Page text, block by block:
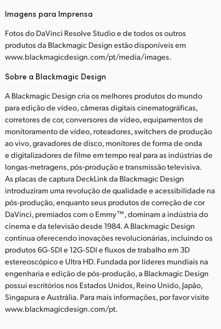
Imagens para Imprensa
Fotos do DaVinci Resolve Studio e de todos os outros
produtos da Blackmagic Design estão disponíveis em
www.blackmagicdesign.com/pt/media/images.
Sobre a Blackmagic Design
A Blackmagic Design cria os melhores produtos do mundo
para edição de vídeo, câmeras digitais cinematográficas,
corretores de cor, conversores de vídeo, equipamentos de
monitoramento de vídeo, roteadores, switchers de produção
ao vivo, gravadores de disco, monitores de forma de onda
e digitalizadores de filme em tempo real para as indústrias de
longas-metragens, pós-produção e transmissão televisiva.
As placas de captura DeckLink da Blackmagic Design
introduziram uma revolução de qualidade e acessibilidade na
pós-produção, enquanto seus produtos de correção de cor
DaVinci, premiados com o Emmy™, dominam a indústria do
cinema e da televisão desde 1984. A Blackmagic Design
continua oferecendo inovações revolucionárias, incluindo os
produtos 6G-SDI e 12G-SDI e fluxos de trabalho em 3D
estereoscópico e Ultra HD. Fundada por líderes mundiais na
engenharia e edição de pós-produção, a Blackmagic Design
possui escritórios nos Estados Unidos, Reino Unido, Japão,
Singapura e Austrália. Para mais informações, por favor visite
www.blackmagicdesign.com/pt.